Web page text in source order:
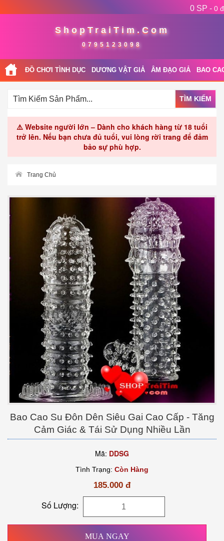
0 SP - 0 đ
ShopTraiTim.Com
0795123098
ĐỒ CHƠI TÌNH DỤC DƯƠNG VẬT GIẢ ÂM ĐẠO GIẢ BAO
TÌM KIẾM
⚠️ Website người lớn – Dành cho khách hàng từ 18 tuổi
trở lên. Nếu bạn chưa đủ tuổi, vui lòng rời trang để đảm
bảo sự phù hợp.
Trang Chủ
Bao Cao Su Đôn Dên Siêu Gai Cao Cấp - Tăng
Cảm Giác & Tái Sử Dụng Nhiều Lần
Mã: DDSG
Tình Trạng: Còn Hàng
185.000 đ
Số Lượng:
MUA NGAY